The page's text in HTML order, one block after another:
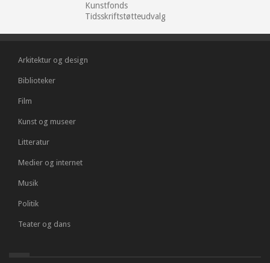
Kunstfonds
Tidsskriftstøtteudvalg
Arkitektur og design
Biblioteker
Film
Kunst og museer
Litteratur
Medier og internet
Musik
Politik
Teater og dans